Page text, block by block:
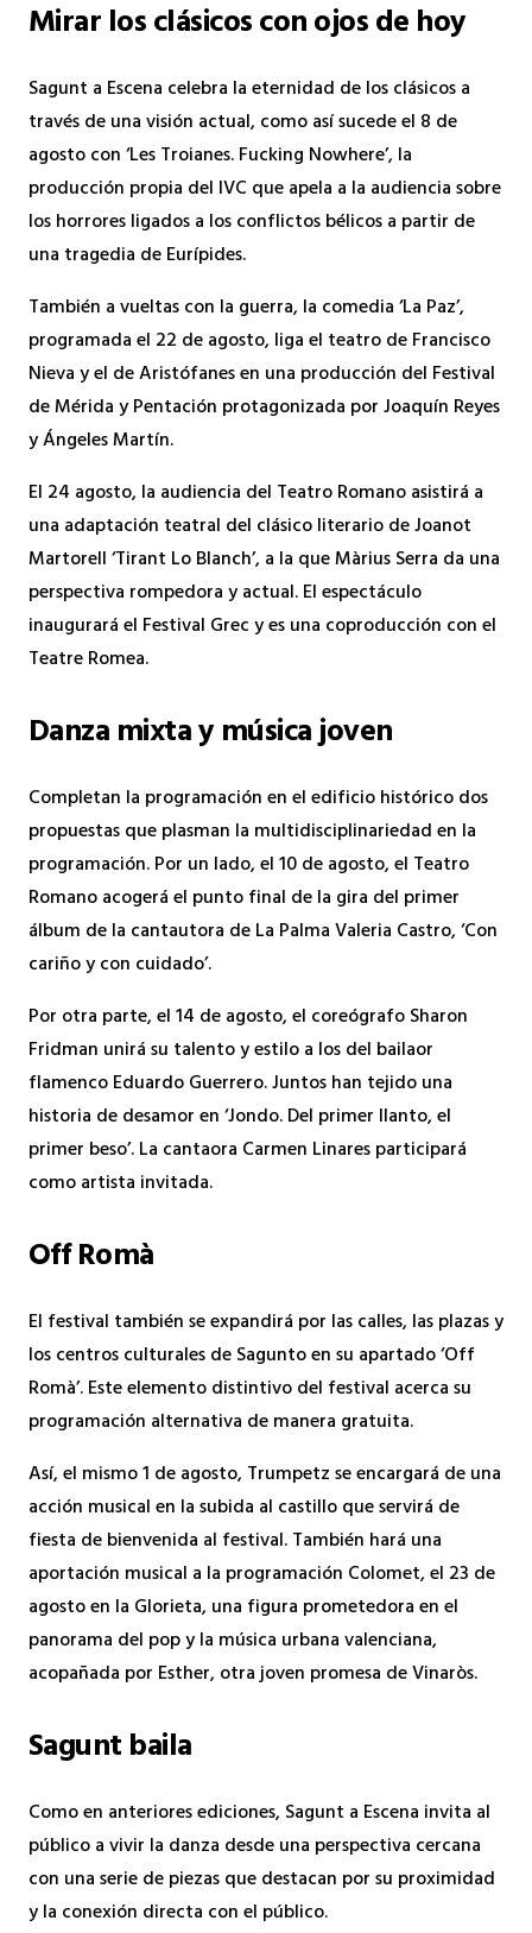
Mirar los clásicos con ojos de hoy
Sagunt a Escena celebra la eternidad de los clásicos a
través de una visión actual, como así sucede el 8 de
agosto con ‘Les Troianes. Fucking Nowhere’, la
producción propia del IVC que apela a la audiencia sobre
los horrores ligados a los conflictos bélicos a partir de
una tragedia de Eurípides.
También a vueltas con la guerra, la comedia ‘La Paz’,
programada el 22 de agosto, liga el teatro de Francisco
Nieva y el de Aristófanes en una producción del Festival
de Mérida y Pentación protagonizada por Joaquín Reyes
y Ángeles Martín.
El 24 agosto, la audiencia del Teatro Romano asistirá a
una adaptación teatral del clásico literario de Joanot
Martorell ‘Tirant Lo Blanch’, a la que Màrius Serra da una
perspectiva rompedora y actual. El espectáculo
inaugurará el Festival Grec y es una coproducción con el
Teatre Romea.
Danza mixta y música joven
Completan la programación en el edificio histórico dos
propuestas que plasman la multidisciplinariedad en la
programación. Por un lado, el 10 de agosto, el Teatro
Romano acogerá el punto final de la gira del primer
álbum de la cantautora de La Palma Valeria Castro, ‘Con
cariño y con cuidado’.
Por otra parte, el 14 de agosto, el coreógrafo Sharon
Fridman unirá su talento y estilo a los del bailaor
flamenco Eduardo Guerrero. Juntos han tejido una
historia de desamor en ‘Jondo. Del primer llanto, el
primer beso’. La cantaora Carmen Linares participará
como artista invitada.
Off Romà
El festival también se expandirá por las calles, las plazas y
los centros culturales de Sagunto en su apartado ‘Off
Romà’. Este elemento distintivo del festival acerca su
programación alternativa de manera gratuita.
Así, el mismo 1 de agosto, Trumpetz se encargará de una
acción musical en la subida al castillo que servirá de
fiesta de bienvenida al festival. También hará una
aportación musical a la programación Colomet, el 23 de
agosto en la Glorieta, una figura prometedora en el
panorama del pop y la música urbana valenciana,
acopañada por Esther, otra joven promesa de Vinaròs.
Sagunt baila
Como en anteriores ediciones, Sagunt a Escena invita al
público a vivir la danza desde una perspectiva cercana
con una serie de piezas que destacan por su proximidad
y la conexión directa con el público.